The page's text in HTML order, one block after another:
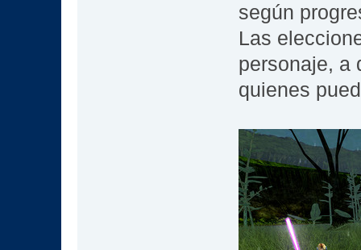
según
Las
personaje, a
quienes